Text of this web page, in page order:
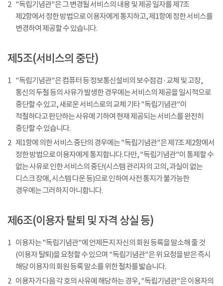
2 "독립기념관"은 그 변경될 서비스의 내용 및 제공 일자를 제7조
제2항에서 정한 방법으로 이용자에게 통지하고, 제1항에 정한 서비스를
변경하여 제공할 수 있습니다.
제5조(서비스의 중단)
1 "독립기념관"은 컴퓨터 등 정보통신설비의 보수점검 · 교체 및 고장,
통신의 두절 등의 사유가 발생한 경우에는 서비스의 제공을 일시적으로
중단할 수 있고, 새로운 서비스로의 교체 기타 "독립기념관"이
적절하다고 판단하는 사유에 기하여 현재 제공되는 서비스를 완전히
중단할 수 있습니다.
2 제1항에 의한 서비스 중단의 경우에는 "독립기념관"은 제7조 제2항에서
정한 방법으로 이용자에게 통지합니다. 다만, "독립기념관"이 통제할 수
없는 사유로 인한 서비스의 중단(시스템 관리자의 고의, 과실이 없는
디스크 장애, 시스템 다운 등)으로 인하여 사전 통지가 불가능한
경우에는 그러하지 아니합니다.
제6조(이용자 탈퇴 및 자격 상실 등)
1 이용자는 "독립기념관"에 언제든지 자신의 회원 등록을 말소해 줄 것
(이용자 탈퇴)을 요청할 수 있으며 "독립기념관"은 위 요청을 받은 즉시
해당 이용자의 회원 등록 말소를 위한 절차를 밟습니다.
2 이용자가 다음 각 호의 사유에 해당하는 경우, "독립기념관"은 이용자의